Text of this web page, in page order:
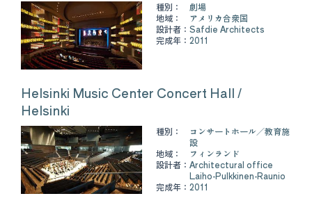
種別：
劇場
地域：
アメリカ合衆国
設計者： Safdie Architects
完成年： 2011
Helsinki Music Center Concert Hall /
Helsinki
種別： コンサートホール
教育施
設
地域：
フィンランド
設計者： Architectural office
Laiho-Pulkkinen-Raunio
完成年： 2011